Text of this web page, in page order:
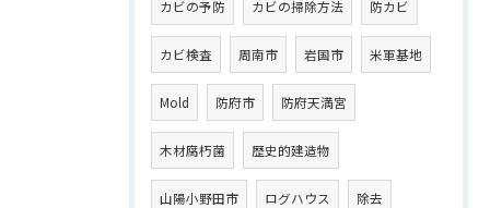
カビの予防 カビの掃除方法 防カビ
カビ検査 周南市 岩国市 米軍基地
Mold 防府市 防府天満宮
木材腐朽菌 歴史的建造物
山陽小野田市 ログハウス 除去